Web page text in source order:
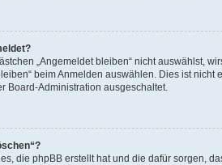
„Angemeldet bleiben“ nicht auswählst,
beim Anmelden auswählen. Dies ist
Board-Administration ausgeschaltet.
die phpBB erstellt hat und die dafür sorgen,